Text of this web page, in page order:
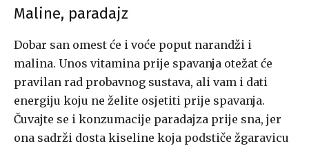
Maline, paradajz
Dobar san omest će i voće poput narandži i
malina. Unos vitamina prije spavanja otežat će
pravilan rad probavnog sustava, ali vam i dati
energiju koju ne želite osjetiti prije spavanja.
Čuvajte se i konzumacije paradajza prije sna, jer
ona sadrži dosta kiseline koja podstiče žgaravicu